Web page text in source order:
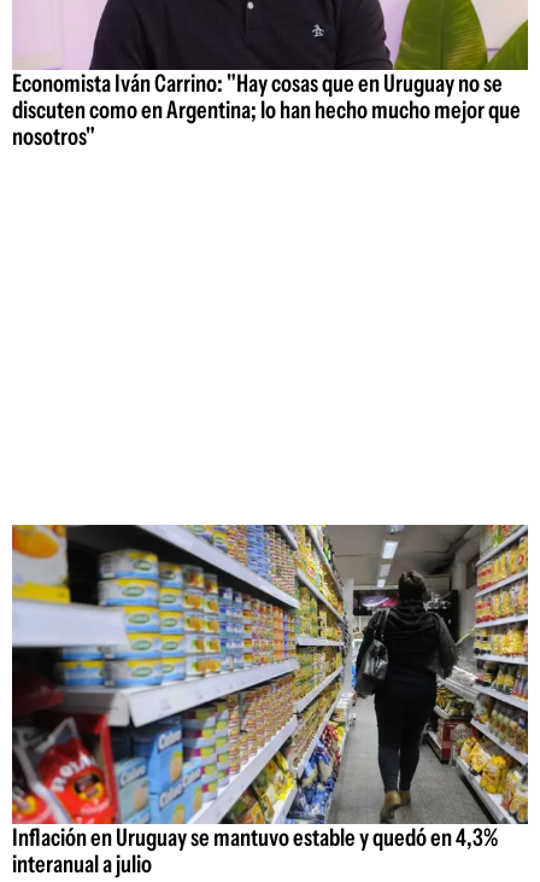
Economista Iván Carrino: "Hay cosas que en Uruguay no se
discuten como en Argentina; lo han hecho mucho mejor que
nosotros"
Inflación en Uruguay se mantuvo estable y quedó en 4,3%
interanual a julio